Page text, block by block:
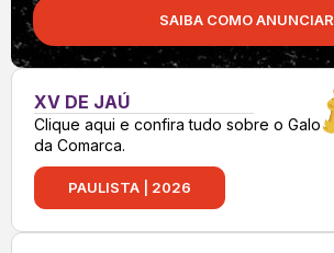
SAIBA COMO ANUNCIAR
XV DE JAÚ
Clique aqui e confira tudo sobre o Galo
da Comarca.
PAULISTA | 2026